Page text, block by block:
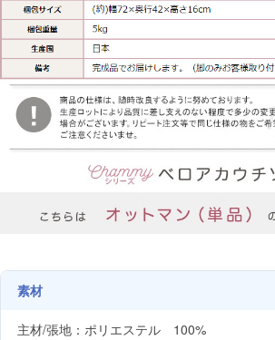
素材
主材/張地：ポリエステル 100%